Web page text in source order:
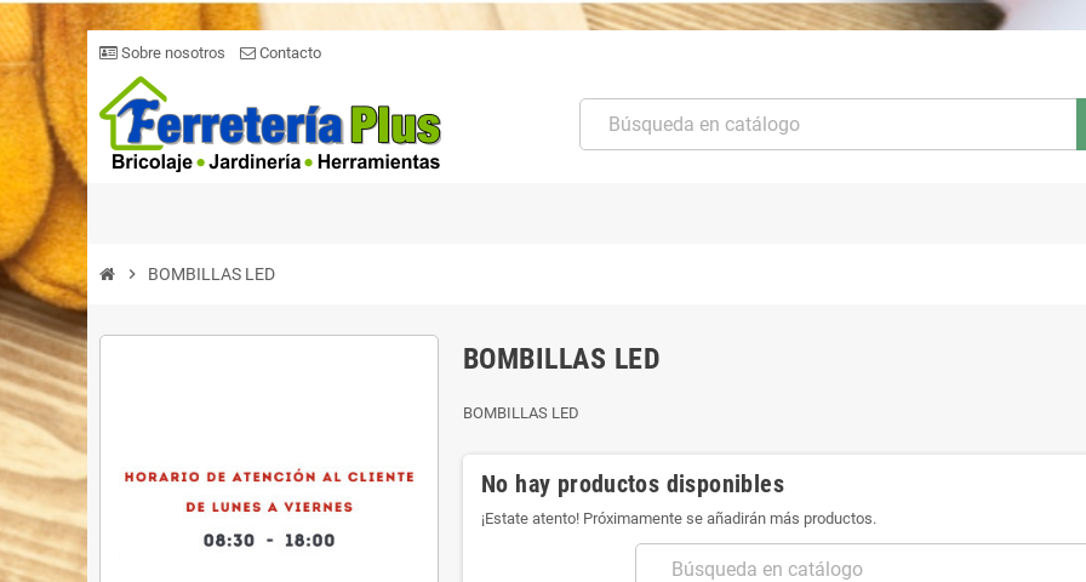
Sobre nosotros Contacto
chevron_right BOMBILLAS LED
BOMBILLAS LED
BOMBILLAS LED
No hay productos disponibles
¡Estate atento! Próximamente se añadirán más productos.